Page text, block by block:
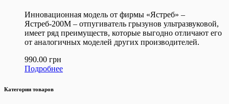
Инновационная модель от фирмы «Ястреб» –
Ястреб-200М – отпугиватель грызунов ультразвуковой,
имеет ряд преимуществ, которые выгодно отличают его
от аналогичных моделей других производителей.
990.00 грн
Подробнее
Категории товаров